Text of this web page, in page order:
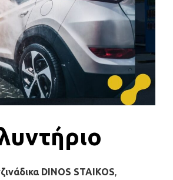
DINOS STAIKOS,